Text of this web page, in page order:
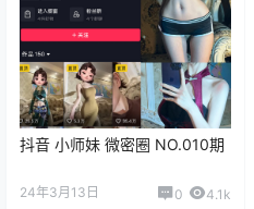
抖音 小师妹 微密圈 NO.010期
24年3月13日 0 4.1k